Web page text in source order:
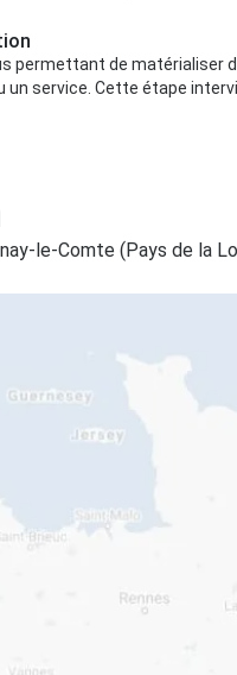
permettant de matérialiser
un service. Cette étape
le-Comte (Pays de la